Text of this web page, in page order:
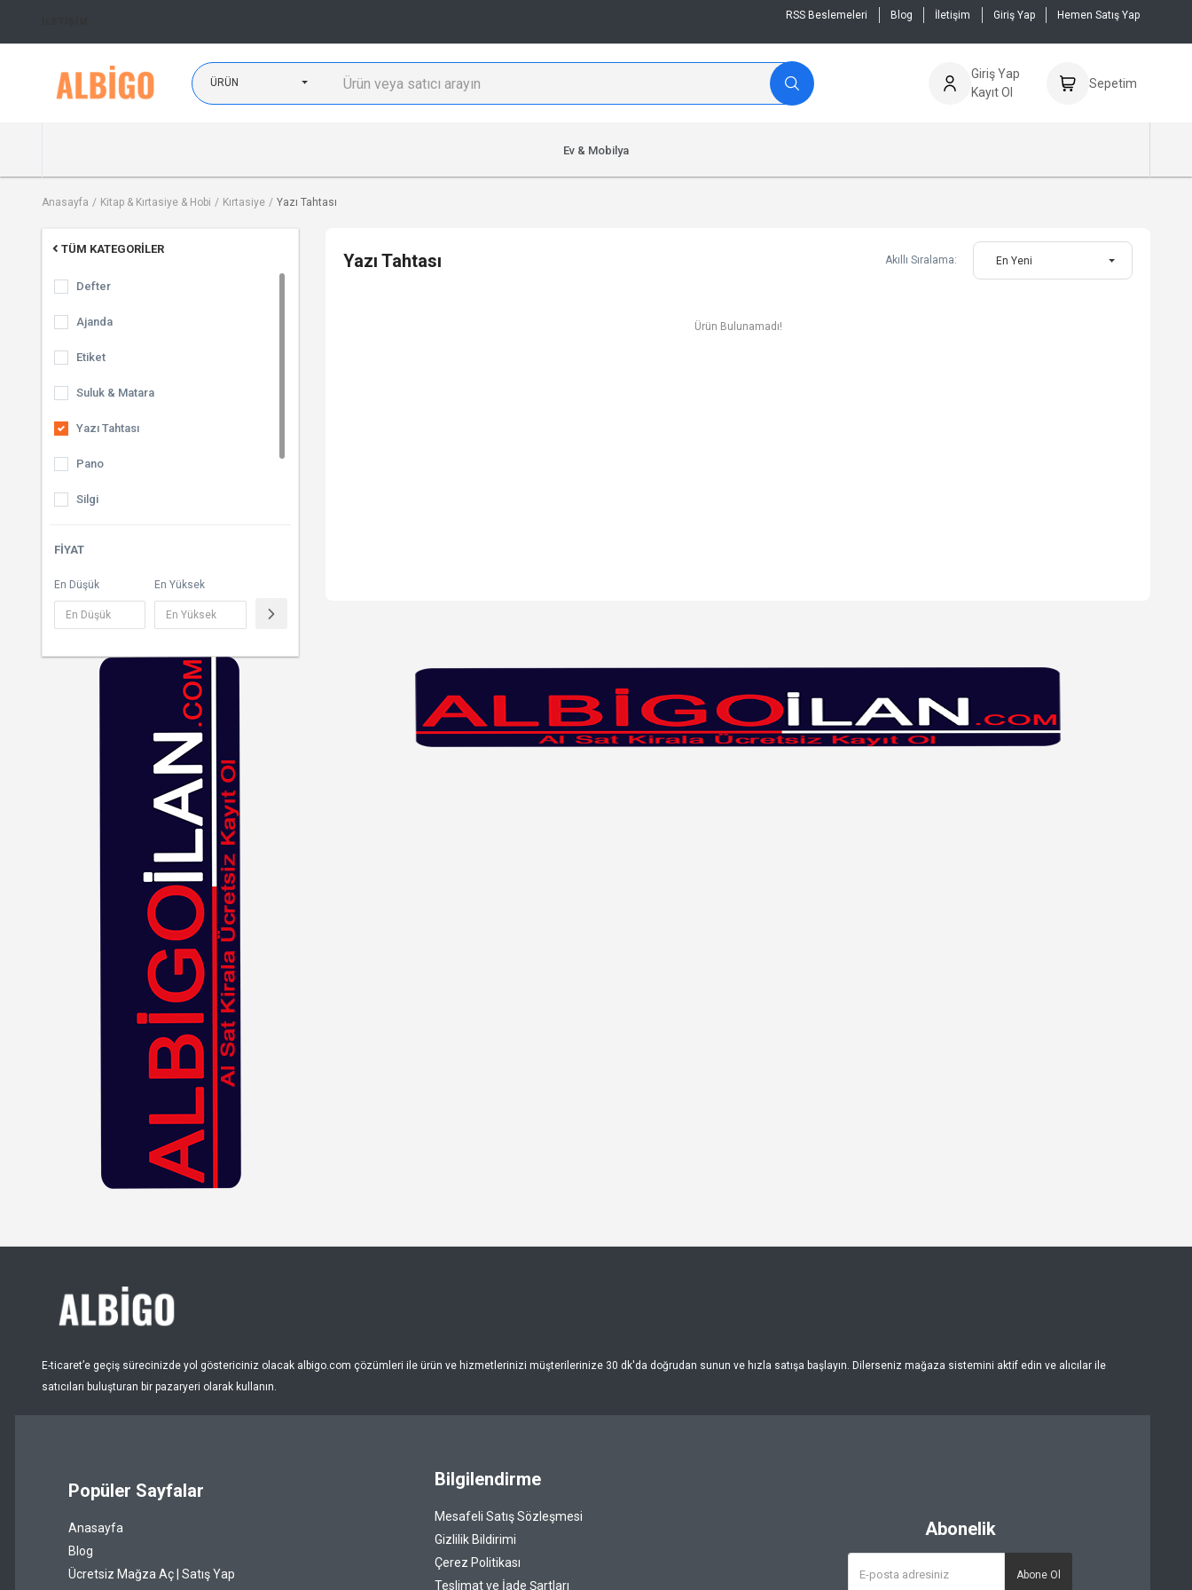
RSS Beslemeleri Blog İletişim Giriş Yap Hemen Satış Yap
ÜRÜN
Giriş Yap
Kayıt Ol
Sepetim
Ev & Mobilya
Anasayfa Kitap & Kırtasiye & Hobi Kırtasiye Yazı Tahtası
TÜM KATEGORILER
Defter
Ajanda
Etiket
Suluk & Matara
Yazı Tahtası
Pano
Silgi
FIYAT
En Düşük En Yüksek
Yazı Tahtası Akıllı Sıralama: En Yeni
Ürün Bulunamadı!
E-ticaret’e geçiş sürecinizde yol göstericiniz olacak albigo.com çözümleri ile ürün ve hizmetlerinizi müşterilerinize 30 dk'da doğrudan sunun ve hızla satışa başlayın. Dilerseniz mağaza sistemini aktif edin ve alıcılar ile
satıcıları buluşturan bir pazaryeri olarak kullanın.
Popüler Sayfalar
Anasayfa
Blog
Ücretsiz Mağza Aç | Satış Yap
Bilgilendirme
Mesafeli Satış Sözleşmesi
Gizlilik Bildirimi
Çerez Politikası
Teslimat ve İade Şartları
Abonelik
Abone Ol